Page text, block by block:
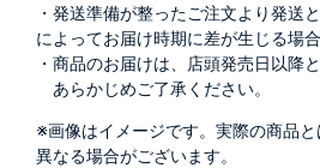
・発送準備が整ったご注文より発送
によってお届け時期に差が生じる場
・商品のお届けは、店頭発売日以降
あらかじめご了承ください。
※画像はイメージです。実際の商品
異なる場合がございます。